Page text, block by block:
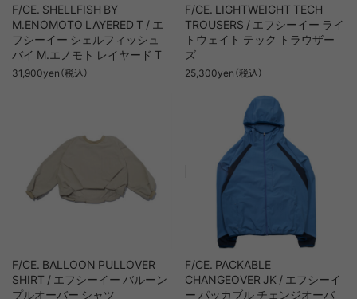
F/CE. SHELLFISH BY
M.ENOMOTO LAYERED T / エ
フシーイー シェルフィッシュ
バイ M.エノモト レイヤード T
31,900yen（税込）
F/CE. LIGHTWEIGHT TECH
TROUSERS / エフシーイー ライ
トウェイト テック トラウザー
ズ
25,300yen（税込）
F/CE. BALLOON PULLOVER
SHIRT / エフシーイー バルーン
プルオーバー シャツ
F/CE. PACKABLE
CHANGEOVER JK / エフシーイ
ー パッカブル チェンジオーバ